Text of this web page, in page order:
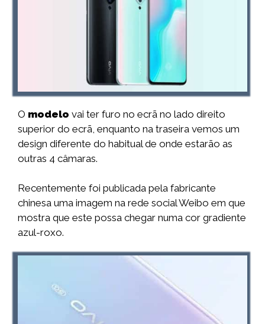
O modelo vai ter furo no ecrã no lado direito
superior do ecrã, enquanto na traseira vemos um
design diferente do habitual de onde estarão as
outras 4 câmaras.
Recentemente foi publicada pela fabricante
chinesa uma imagem na rede social Weibo em que
mostra que este possa chegar numa cor gradiente
azul-roxo.